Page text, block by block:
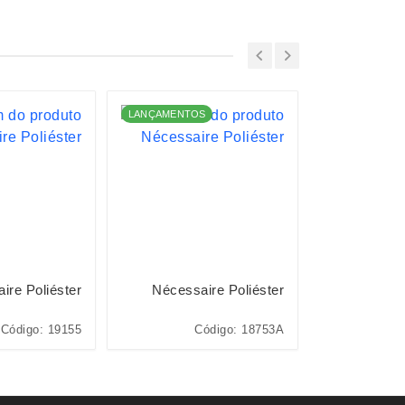
Poliéster
Código: 19155
LANÇAMENTOS
Nécessaire Poliéster
Código: 18753A